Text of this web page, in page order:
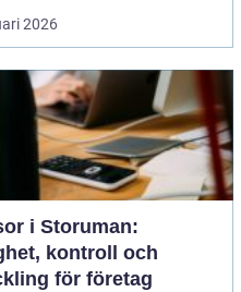
2026
i Storuman:
kontroll och
för företag